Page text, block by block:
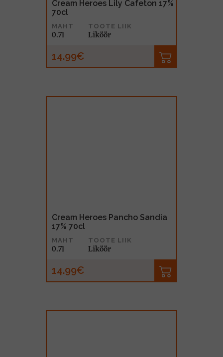
Cream Heroes Lily Cafeton 17%
70cl
MAHT
0.7l
TOOTE LIIK
Liköör
14.99€
Cream Heroes Pancho Sandia
17% 70cl
MAHT
0.7l
TOOTE LIIK
Liköör
14.99€